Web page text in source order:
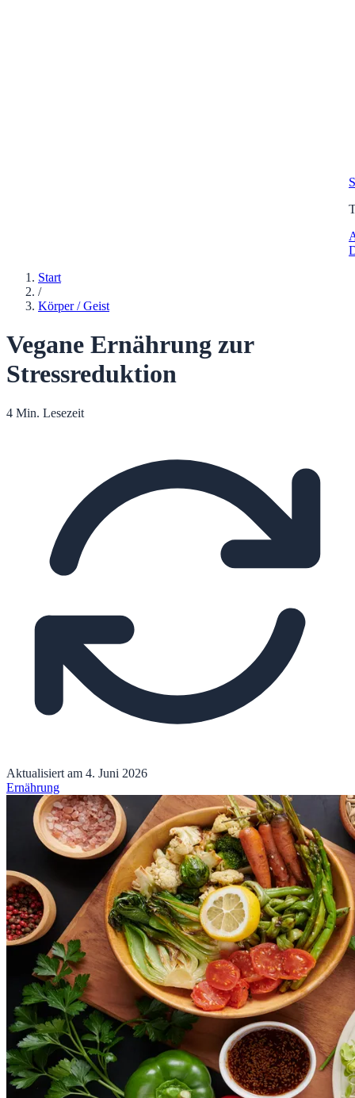
Start
/
Körper / Geist
Vegane Ernährung zur
Stressreduktion
4 Min. Lesezeit
Aktualisiert am 4. Juni 2026
Ernährung